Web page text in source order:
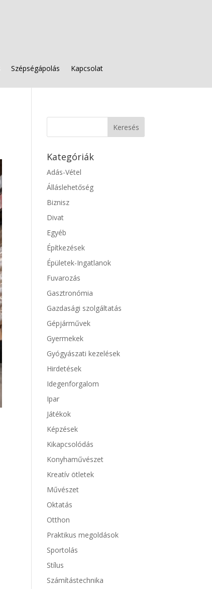
Szépségápolás Kapcsolat
Kategóriák
Adás-Vétel
Álláslehetőség
Biznisz
Divat
Egyéb
Építkezések
Épületek-Ingatlanok
Fuvarozás
Gasztronómia
Gazdasági szolgáltatás
Gépjárművek
Gyermekek
Gyógyászati kezelések
Hirdetések
Idegenforgalom
Ipar
Játékok
Képzések
Kikapcsolódás
Konyhaművészet
Kreatív ötletek
Művészet
Oktatás
Otthon
Praktikus megoldások
Sportolás
Stílus
Számítástechnika